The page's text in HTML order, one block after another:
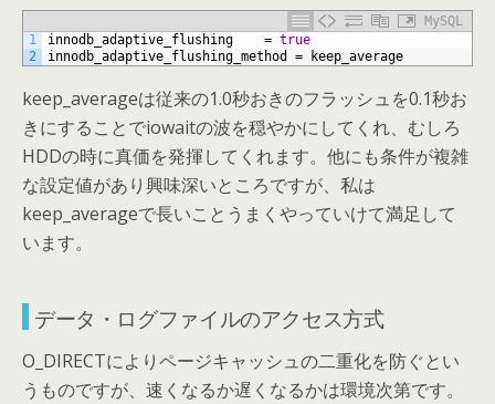
MySQL
1
2
innodb_adaptive_flushing = true
innodb_adaptive_flushing_method
= keep_average
keep_averageは従来の1.0秒おきのフラッシュを0.1秒お
きにすることでiowaitの波を穏やかにしてくれ、むしろ
HDDの時に真価を発揮してくれます。他にも条件が複雑
な設定値があり興味深いところですが、私は
keep_averageで長いことうまくやっていけて満足して
います。
データ・ログファイルのアクセス方式
O_DIRECTによりページキャッシュの二重化を防ぐとい
うものですが、速くなるか遅くなるかは環境次第です。